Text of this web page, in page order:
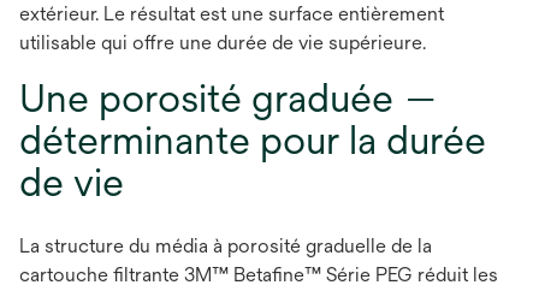
extérieur. Le résultat est une surface entièrement
utilisable qui offre une durée de vie supérieure.
Une porosité graduée —
déterminante pour la durée
de vie
La structure du média à porosité graduelle de la
cartouche filtrante 3M™ Betafine™ Série PEG réduit les